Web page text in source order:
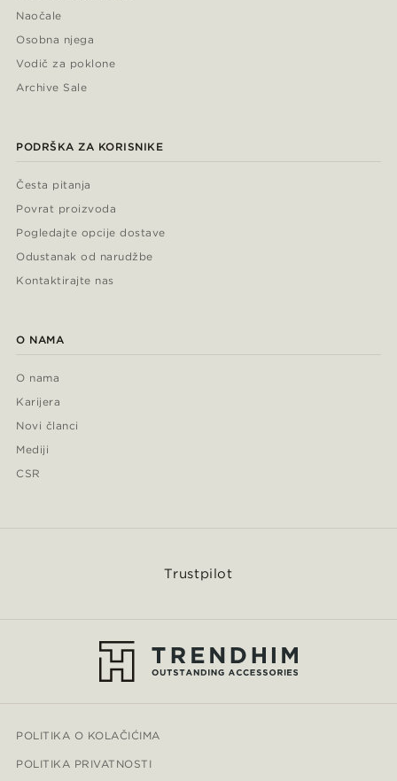
Naočale
Osobna njega
Vodič za poklone
Archive Sale
PODRŠKA ZA KORISNIKE
Česta pitanja
Povrat proizvoda
Pogledajte opcije dostave
Odustanak od narudžbe
Kontaktirajte nas
O NAMA
O nama
Karijera
Novi članci
Mediji
CSR
Trustpilot
POLITIKA O KOLAČIĆIMA
POLITIKA PRIVATNOSTI